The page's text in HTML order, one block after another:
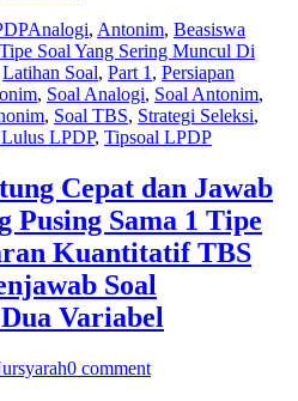
Ini
dia
21
tipe-
tipe
soal
sering
muncul
di
Seleksi
TBS
Beasiswa
LPDP
Sinonim,
Analogi
Analogi, Antonim, Beasiswa
Soal Yang Sering Muncul Di
Latihan Soal, Part 1 , Persiapan
, Soal Analogi, Soal Antonim,
, Soal TBS, Strategi Seleksi,
LPDP, Tipsoal LPDP
Cepat dan Jawab
Pusing Sama 1 Tipe
Kuantitatif TBS
Soal
Variabel
0 comment